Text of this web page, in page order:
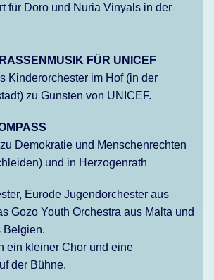
für Doro und Nuria Vinyals in der
FÜR UNICEF
Kinderorchester im Hof (in der
zu Gunsten von UNICEF.
Demokratie und Menschenrechten
und in Herzogenrath
Eurode Jugendorchester aus
Gozo Youth Orchestra aus Malta und
Belgien.
ein kleiner Chor und eine
der Bühne.